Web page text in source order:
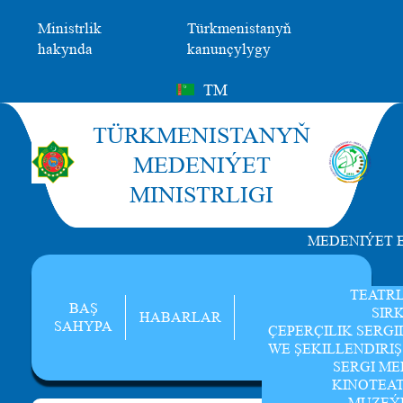
Ministrlik
hakynda
Türkmenistanyň
kanunçylygy
TM
TÜRKMENISTANYŇ
MEDENIÝET
MINISTRLIGI
BAŞ
SAHYPA
HABARLAR
MEDENIÝET
ÇEPERÇILIK
WE
SERGI